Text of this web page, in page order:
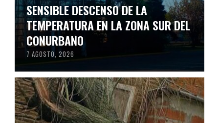
SENSIBLE DESCENSO DE LA
TEMPERATURA EN LA ZONA SUR DEL
CONURBANO
7 AGOSTO, 2026